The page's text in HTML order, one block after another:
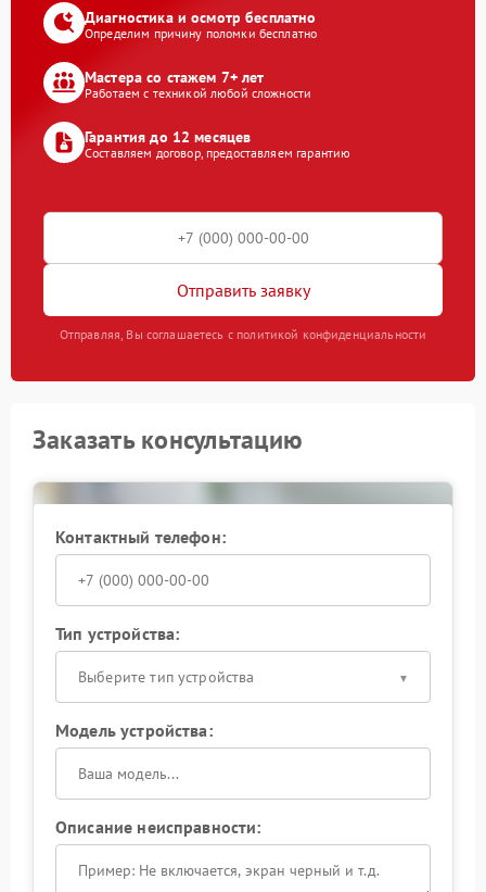
Диагностика и осмотр бесплатно
Определим причину поломки бесплатно
Мастера со стажем 7+ лет
Работаем с техникой любой сложности
Гарантия до 12 месяцев
Составляем договор, предоставляем гарантию
Отправить заявку
Отправляя, Вы соглашаетесь с политикой конфиденциальности
Заказать консультацию
Контактный телефон:
Тип устройства:
Выберите тип устройства
Модель устройства:
Описание неисправности: